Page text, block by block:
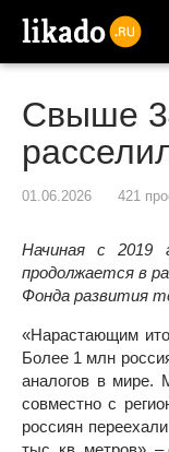
Свыше
01.06.2026 421
Начиная с 2019
продолжается в
Фонда развития
«Нарастающим
Более 1 млн
аналогов в мире.
совместно с
россиян